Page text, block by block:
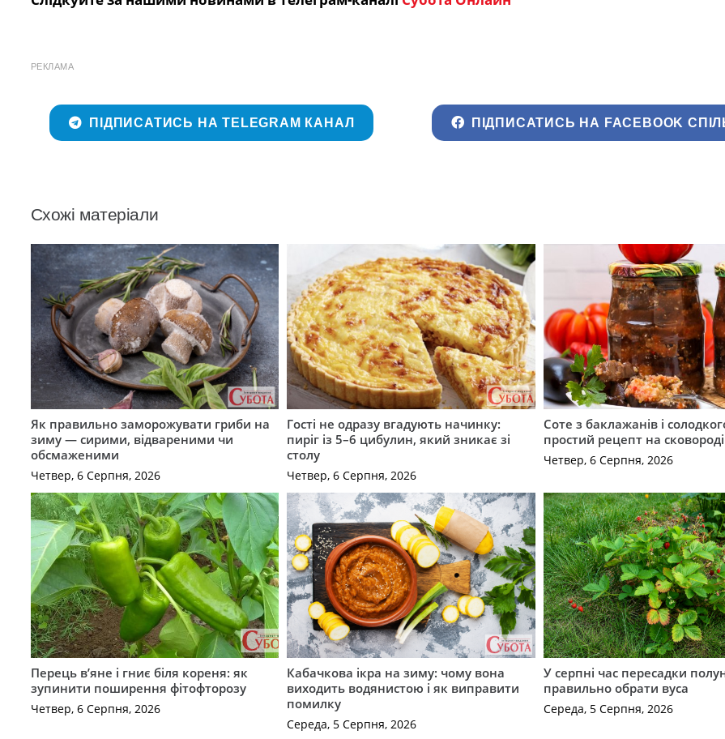
РЕКЛАМА
ПІДПИСАТИСЬ НА TELEGRAM КАНАЛ ПІДПИСАТИСЬ НА FACEBOOK
Схожі матеріали
Як правильно заморожувати гриби на
зиму — сирими, відвареними чи
обсмаженими
Четвер, 6 Серпня, 2026
Гості не одразу вгадують начинку:
пиріг із 5–6 цибулин, який зникає зі
столу
Четвер, 6 Серпня, 2026
Соте з баклажанів і
простий рецепт на сковороді
Четвер, 6 Серпня, 2026
Перець в’яне і гниє біля кореня: як
зупинити поширення фітофторозу
Четвер, 6 Серпня, 2026
Кабачкова ікра на зиму: чому вона
виходить водянистою і як виправити
помилку
Середа, 5 Серпня, 2026
У серпні час пересадки
правильно обрати вуса
Середа, 5 Серпня, 2026